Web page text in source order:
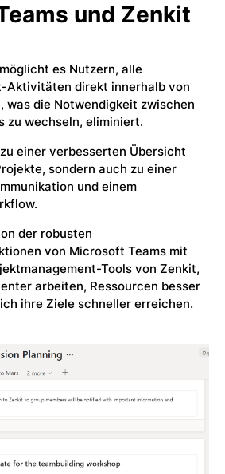
und Zenkit
es Nutzern, alle
Aktivitäten direkt innerhalb von
was die Notwendigkeit zwischen
zu wechseln, eliminiert.
einer verbesserten Übersicht
sondern auch zu einer
und einem
der robusten
von Microsoft Teams mit
Tools von Zenkit,
arbeiten, Ressourcen besser
ihre Ziele schneller erreichen.